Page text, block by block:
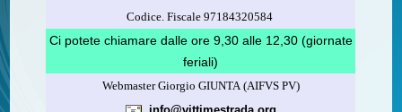
Indica nel riquadro il codice fiscale dell’A.I.F.V.S.:
97184320584
Codice. Fiscale 97184320584
Ci potete chiamare dalle ore 9,30 alle 12,30 (giornate
feriali)
Webmaster Giorgio GIUNTA (AIFVS PV)